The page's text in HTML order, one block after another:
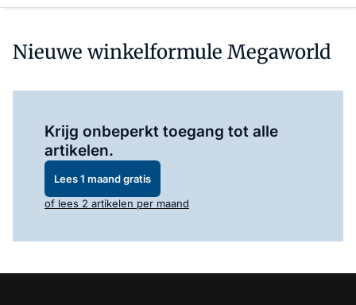
Nieuwe winkelformule Megaworld
Krijg onbeperkt toegang tot alle
artikelen.
Lees 1 maand gratis
of lees 2 artikelen per maand